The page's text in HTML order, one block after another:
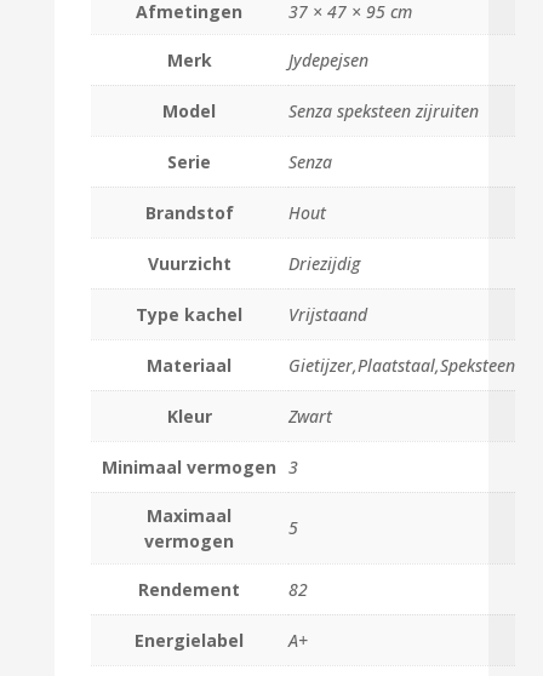
Afmetingen 37 × 47 × 95 cm
Merk Jydepejsen
Model Senza speksteen zijruiten
Serie Senza
Brandstof Hout
Vuurzicht Driezijdig
Type kachel Vrijstaand
Materiaal Gietijzer,Plaatstaal,Speksteen
Kleur Zwart
Minimaal vermogen 3
Maximaal
vermogen
5
Rendement 82
Energielabel A+